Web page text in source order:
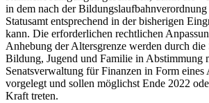
in dem nach der Bildungslaufbahnverordnung
Statusamt entsprechend in der bisherigen
kann. Die erforderlichen rechtlichen
Anhebung der Altersgrenze werden durch
Bildung, Jugend und Familie in Abstimmung
Senatsverwaltung für Finanzen in Form eines
vorgelegt und sollen möglichst Ende 2022
Kraft treten.